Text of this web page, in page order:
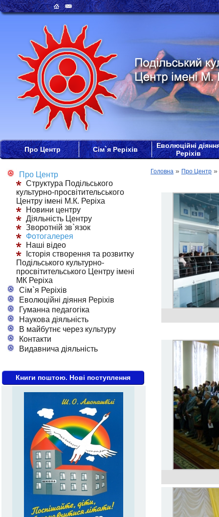
Про Центр Сім`я Реріхів
Еволюційні
Реріхів
Про Центр
Структура Подільського
культурно-просвітительського
Центру імені М.К. Реріха
Новини центру
Діяльність Центру
Зворотній зв`язок
Фотогалерея
Наші відео
Історія створення та розвитку
Подільського культурно-
просвітительського Центру імені
МК Реріха
Сім`я Реріхів
Еволюційні діяння Реріхів
Гуманна педагогіка
Наукова діяльність
В майбутнє через культуру
Контакти
Видавнича діяльність
Книги поштою. Нові поступлення
Головна » Про Центр »